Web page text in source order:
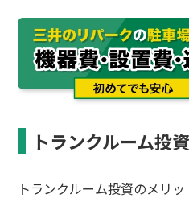
トランクルーム投
トランクルーム投資のメリ